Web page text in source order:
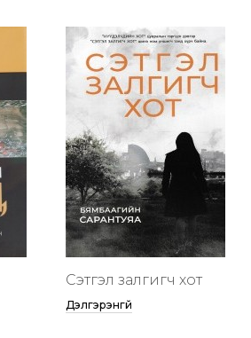
Сэтгэл залгигч хот
Дэлгэрэнгүй